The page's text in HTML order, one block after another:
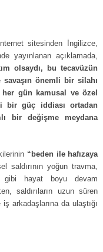
sitesinden İngilizce,
yayınlanan açıklamada,
olsaydı, bu tecavüzün
önemli bir silahı
her gün kamusal ve özel
bir güç iddiası ortadan
bir değişme meydana
“beden ile hafızaya
saldırının yoğun travma,
gibi hayat boyu devam
saldırıların uzun süren
arkadaşlarına da ulaştığı